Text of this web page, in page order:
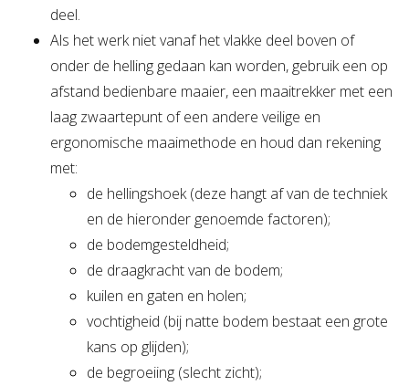
deel.
Als het werk niet vanaf het vlakke deel boven of
onder de helling gedaan kan worden, gebruik een op
afstand bedienbare maaier, een maaitrekker met een
laag zwaartepunt of een andere veilige en
ergonomische maaimethode en houd dan rekening
met:
de hellingshoek (deze hangt af van de techniek
en de hieronder genoemde factoren);
de bodemgesteldheid;
de draagkracht van de bodem;
kuilen en gaten en holen;
vochtigheid (bij natte bodem bestaat een grote
kans op glijden);
de begroeiing (slecht zicht);